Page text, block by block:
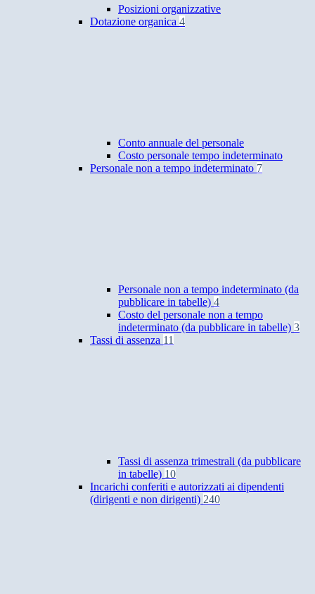
Posizioni organizzative
Dotazione organica 4
Conto annuale del personale
Costo personale tempo indeterminato
Personale non a tempo indeterminato 7
Personale non a tempo indeterminato (da
pubblicare in tabelle) 4
Costo del personale non a tempo
indeterminato (da pubblicare in tabelle) 3
Tassi di assenza 11
Tassi di assenza trimestrali (da pubblicare
in tabelle) 10
Incarichi conferiti e autorizzati ai dipendenti
(dirigenti e non dirigenti) 240